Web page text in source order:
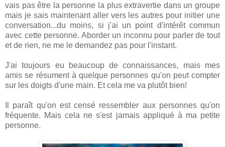
vais pas être la personne la plus extravertie dans un groupe
mais je sais maintenant aller vers les autres pour initier une
conversation...du moins, si j'ai un point d'intérêt commun
avec cette personne. Aborder un inconnu pour parler de tout
et de rien, ne me le demandez pas pour l'instant.
J'ai toujours eu beaucoup de connaissances, mais mes
amis se résument à quelque personnes qu'on peut compter
sur les doigts d'une main. Et cela me va plutôt bien!
Il paraît qu'on est censé ressembler aux personnes qu'on
fréquente. Mais cela ne s'est jamais appliqué à ma petite
personne.